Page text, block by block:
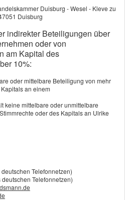
Fahrzeug von den Eltern
lassen. So starten
niedrigeren
Zweitfahrzeug im
Prämienrabatt kann
werden. Viele
außerdem günstigere
ein
beim
hat.
viele Versicherer
für Autoneulinge,
ein Kleinkraftrad dort
Duisburg - Wesel - Kleve zu
Duisburg
indirekter Beteiligungen über
oder von
am Kapital des
10%:
oder mittelbare Beteiligung von mehr
an einem
keine mittelbare oder unmittelbare
oder des Kapitals an Ulrike
Telefonnetzen)
Telefonnetzen)